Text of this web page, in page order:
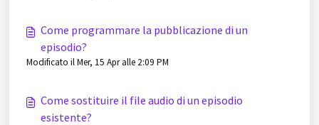
Come programmare la pubblicazione di un
episodio?
Modificato il Mer, 15 Apr alle 2:09 PM
Come sostituire il file audio di un episodio
esistente?